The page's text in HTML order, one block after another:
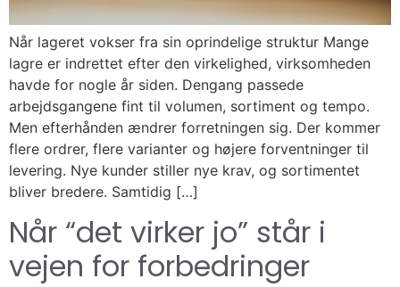
Når lageret vokser fra sin oprindelige struktur Mange
lagre er indrettet efter den virkelighed, virksomheden
havde for nogle år siden. Dengang passede
arbejdsgangene fint til volumen, sortiment og tempo.
Men efterhånden ændrer forretningen sig. Der kommer
flere ordrer, flere varianter og højere forventninger til
levering. Nye kunder stiller nye krav, og sortimentet
bliver bredere. Samtidig […]
Når “det virker jo” står i
vejen for forbedringer